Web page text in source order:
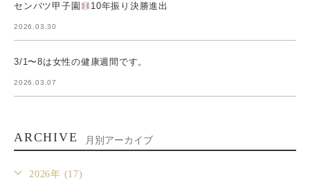
センバツ甲子園 10年振り決勝進出
2026.03.30
3/1〜8は女性の健康週間です。
2026.03.07
ARCHIVE 月別アーカイブ
2026年 (17)